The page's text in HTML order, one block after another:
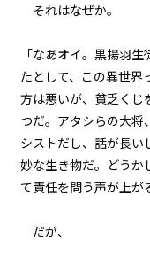
それはなぜか。
「なあオイ。黒揚羽
たとして、この異世
方は悪いが、貧乏くじ
つだ。アタシらの大
シストだし、話が長
妙な生き物だ。どうか
て責任を問う声が上が
だが、